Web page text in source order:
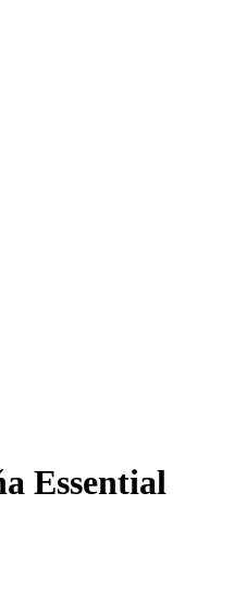
Essential